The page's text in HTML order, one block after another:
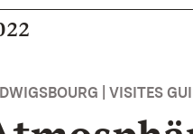
| VISITES